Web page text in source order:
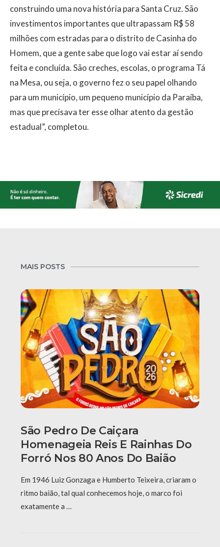
construindo uma nova história para Santa Cruz. São
investimentos importantes que ultrapassam R$ 58
milhões com estradas para o distrito de Casinha do
Homem, que a gente sabe que logo vai estar aí sendo
feita e concluída. São creches, escolas, o programa Tá
na Mesa, ou seja, o governo fez o seu papel olhando
para um município, um pequeno município da Paraíba,
mas que precisava ter esse olhar atento da gestão
estadual”, completou.
MAIS POSTS
São Pedro De Caiçara
Homenageia Reis E Rainhas Do
Forró Nos 80 Anos Do Baião
Em 1946 Luiz Gonzaga e Humberto Teixeira, criaram o
ritmo baião, tal qual conhecemos hoje, o marco foi
exatamente a …